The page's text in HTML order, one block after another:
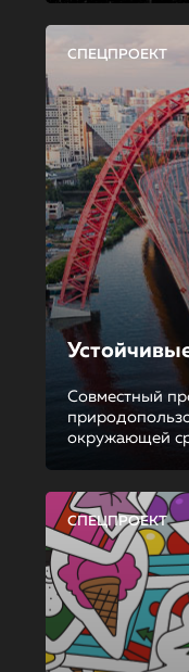
СПЕЦПРОЕКТ
Совместный
окружающей
СПЕЦПРОЕКТ